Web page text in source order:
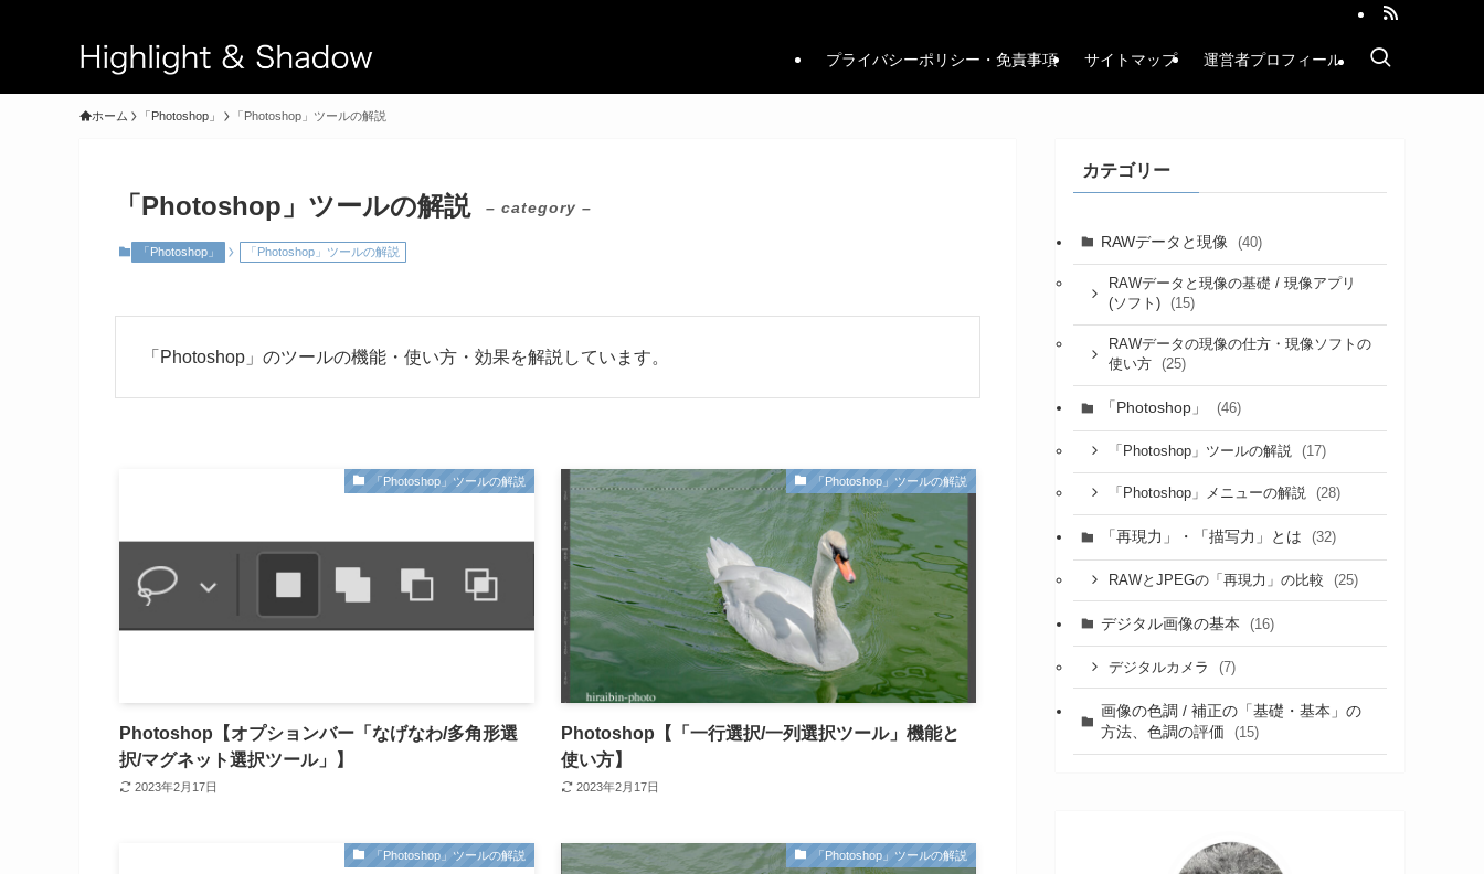
プライバシーポリシー・免責事項 サイトマップ 運営者プロフィール
ホーム 「Photoshop」 「Photoshop」ツールの解説
「Photoshop」ツールの解説 – category –
「Photoshop」 「Photoshop」ツールの解説
「Photoshop」のツールの機能・使い方・効果を解説しています。
「Photoshop」ツールの解説
Photoshop【オプションバー「なげなわ/多角形選
択/マグネット選択ツール」】
2023年2月17日
「Photoshop」ツールの解説
Photoshop【「一行選択/一列選択ツール」機能と
使い方】
2023年2月17日
「Photoshop」ツールの解説 「Photoshop」ツールの解説
カテゴリー
RAWデータと現像 (40)
RAWデータと現像の基礎 / 現像アプリ
(ソフト)
(15)
RAWデータの現像の仕方・現像ソフトの
使い方
(25)
「Photoshop」 (46)
「Photoshop」ツールの解説 (17)
「Photoshop」メニューの解説 (28)
「再現力」・「描写力」とは (32)
RAWとJPEGの「再現力」の比較 (25)
デジタル画像の基本 (16)
デジタルカメラ (7)
画像の色調 / 補正の「基礎・基本」の
方法、色調の評価
(15)